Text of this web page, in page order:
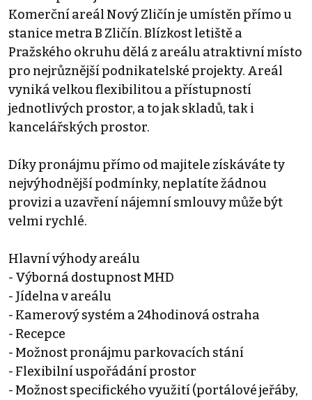
Komerční areál Nový Zličín je umístěn přímo u
stanice metra B Zličín. Blízkost letiště a
Pražského okruhu dělá z areálu atraktivní místo
pro nejrůznější podnikatelské projekty. Areál
vyniká velkou flexibilitou a přístupností
jednotlivých prostor, a to jak skladů, tak i
kancelářských prostor.
Díky pronájmu přímo od majitele získáváte ty
nejvýhodnější podmínky, neplatíte žádnou
provizi a uzavření nájemní smlouvy může být
velmi rychlé.
Hlavní výhody areálu
- Výborná dostupnost MHD
- Jídelna v areálu
- Kamerový systém a 24hodinová ostraha
- Recepce
- Možnost pronájmu parkovacích stání
- Flexibilní uspořádání prostor
- Možnost specifického využití (portálové jeřáby,